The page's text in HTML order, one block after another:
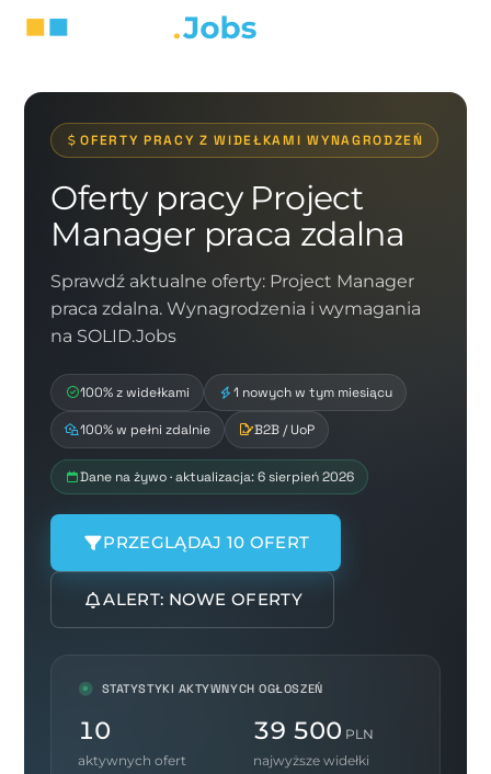
OFERTY PRACY Z WIDEŁKAMI WYNAGRODZEŃ
Oferty pracy Project
Manager praca zdalna
Sprawdź aktualne oferty: Project Manager
praca zdalna. Wynagrodzenia i wymagania
na SOLID.Jobs
100% z widełkami 1 nowych w tym miesiącu
100% w pełni zdalnie B2B / UoP
Dane na żywo · aktualizacja: 6 sierpień 2026
PRZEGLĄDAJ 10 OFERT
ALERT: NOWE OFERTY
STATYSTYKI AKTYWNYCH OGŁOSZEŃ
10
aktywnych ofert
39 500 PLN
najwyższe widełki